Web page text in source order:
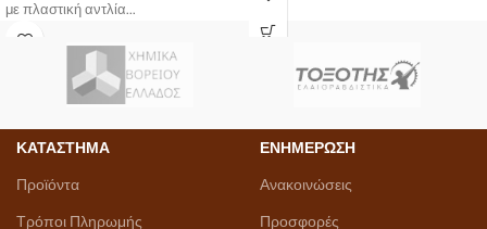
με πλαστική αντλία...
ΚΑΤΑΣΤΗΜΑ
Προϊόντα
Τρόποι Πληρωμής
ΕΝΗΜΕΡΩΣΗ
Ανακοινώσεις
Προσφορές